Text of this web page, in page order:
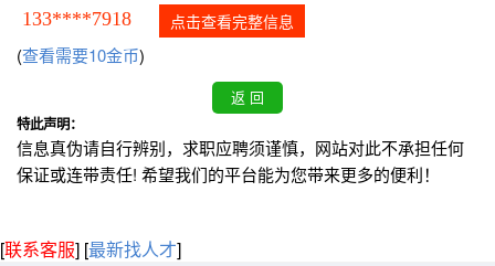
133****7918 点击查看完整信息
(查看需要10金币)
特此声明：
信息真伪请自行辨别，求职应聘须谨慎，网站对此不承担任何
保证或连带责任! 希望我们的平台能为您带来更多的便利！
[联系客服] [最新找人才]